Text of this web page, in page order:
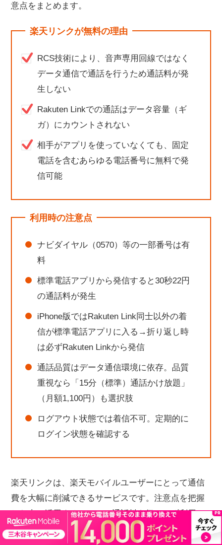
意点をまとめます。
楽天リンクが無料の理由
RCS技術により、音声専用回線ではなく
データ通信で通話を行うため通話料が発
生しない
Rakuten Linkでの通話はデータ容量（ギ
ガ）にカウントされない
相手がアプリを使っていなくても、固定
電話を含むあらゆる電話番号に無料で発
信可能
利用時の注意点
ナビダイヤル（0570）等の一部番号は有
料
標準電話アプリから発信すると30秒22円
の通話料が発生
iPhone版ではRakuten Link同士以外の着
信が標準電話アプリに入る→折り返し時
は必ずRakuten Linkから発信
通話品質はデータ通信環境に依存。品質
重視なら「15分（標準）通話かけ放題」
（月額1,100円）も選択肢
ログアウト状態では着信不可。定期的に
ログイン状態を確認する
楽天リンクは、楽天モバイルユーザーにとって通信
費を大幅に削減できるサービスです。注意点を把握
した上で活用することで、通話料を気にせず利用で
きます。